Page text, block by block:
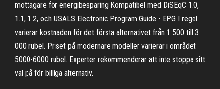
mottagare för energibesparing Kompatibel med DiSEqC 1.0,
1.1, 1.2, och USALS Electronic Program Guide - EPG I regel
varierar kostnaden för det första alternativet från 1 500 till 3
000 rubel. Priset på modernare modeller varierar i området
5000-6000 rubel. Experter rekommenderar att inte stoppa sitt
val på för billiga alternativ.